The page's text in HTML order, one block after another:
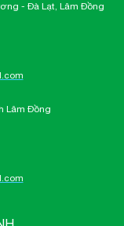
- Đà Lạt, Lâm Đồng
Lâm Đồng